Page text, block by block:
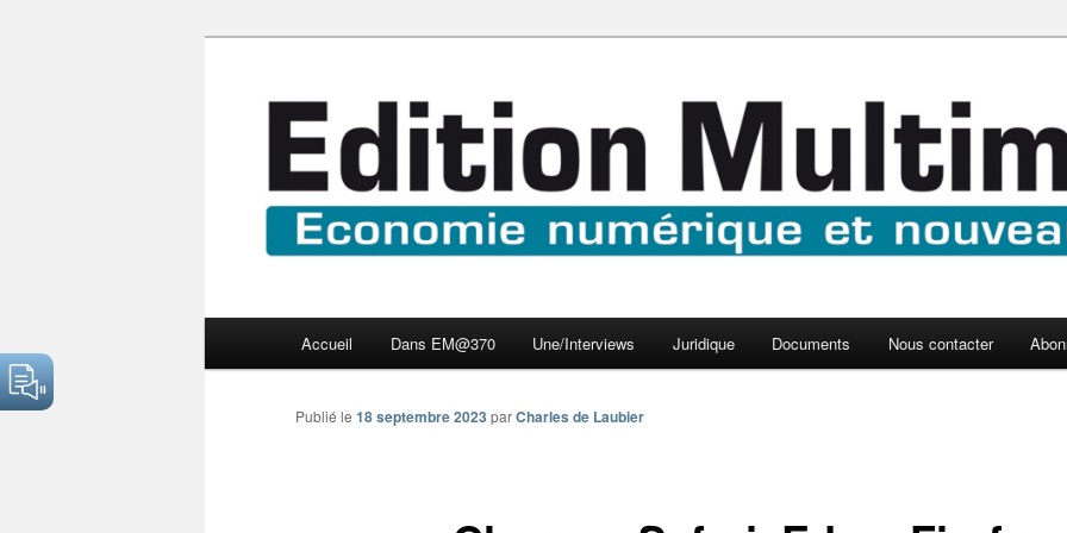
Edition Multimédi@
Accueil Dans EM@370 Une/Interviews Juridique Documents Nous contacter
Publié le 18 septembre 2023 parCharles de Laubier